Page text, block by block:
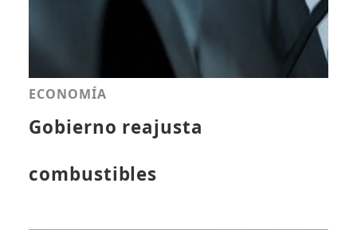
ECONOMÍA
Gobierno reajusta
combustibles